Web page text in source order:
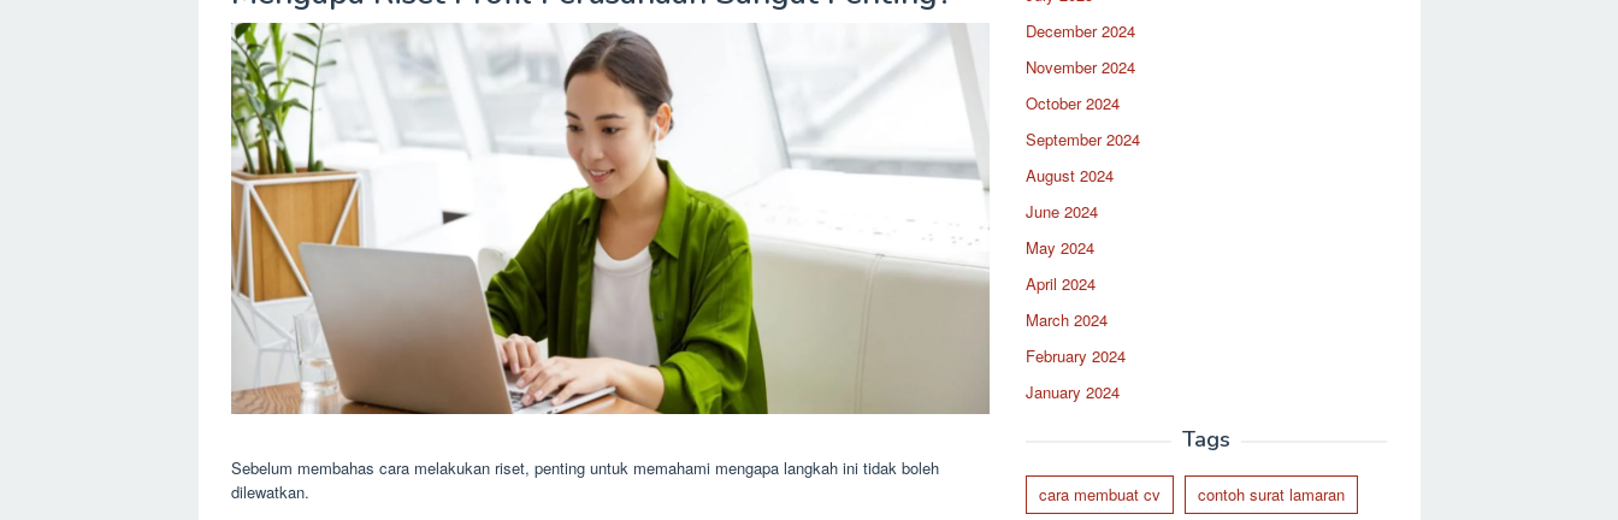
Sebelum membahas cara melakukan riset, penting untuk memahami mengapa langkah ini tidak boleh
dilewatkan.
December 2024
November 2024
October 2024
September 2024
August 2024
June 2024
May 2024
April 2024
March 2024
February 2024
January 2024
Tags
cara membuat cv contoh surat lamaran